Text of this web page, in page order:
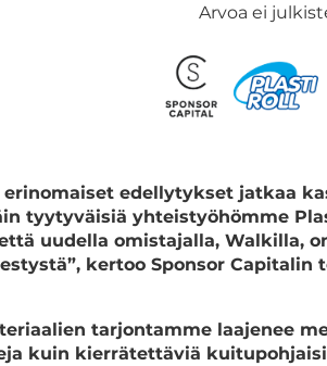
Arvoa ei
edellytykset jatkaa
tyytyväisiä yhteistyöhömme
uudella omistajalla, Walkilla,
kertoo Sponsor Capitalin
tarjontamme laajenee
kuin kierrätettäviä